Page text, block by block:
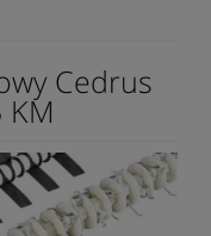
Cedrus
KM